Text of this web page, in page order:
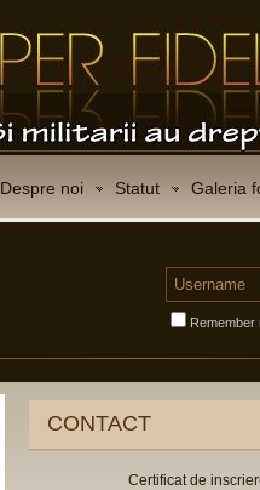
Despre noi Statut Galeria
CONTACT
Certificat de